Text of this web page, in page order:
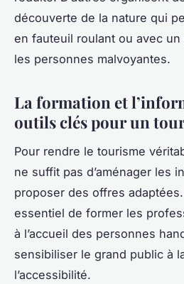
découverte de la nature qui
en fauteuil roulant ou avec
les personnes malvoyantes.
La formation et
outils clés pour un
Pour rendre le tourisme
ne suffit pas d’aménager les
proposer des offres
essentiel de former les
à l’accueil des personnes
sensibiliser le grand public à
l’accessibilité.